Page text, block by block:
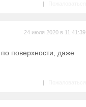
|
24 июля 2020 в 11:41:39
поверхности, даже
|